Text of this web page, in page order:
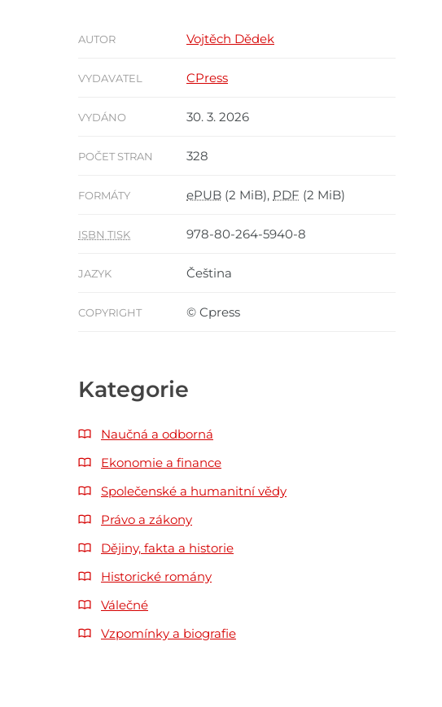
AUTOR Vojtěch Dědek
VYDAVATEL CPress
VYDÁNO 30. 3. 2026
POČET STRAN 328
FORMÁTY ePUB (2 MiB), PDF (2 MiB)
ISBN TISK 978-80-264-5940-8
JAZYK Čeština
COPYRIGHT © Cpress
Kategorie
Naučná a odborná
Ekonomie a finance
Společenské a humanitní vědy
Právo a zákony
Dějiny, fakta a historie
Historické romány
Válečné
Vzpomínky a biografie